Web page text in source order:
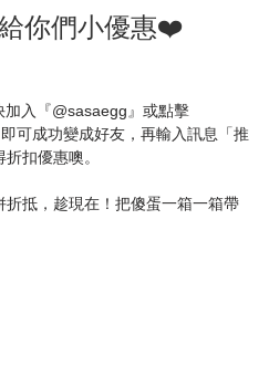
你們小優惠❤️
入『@sasaegg』或點擊
即可成功變成好友，再輸入訊息「推
扣優惠噢。
抵，趁現在！把傻蛋一箱一箱帶